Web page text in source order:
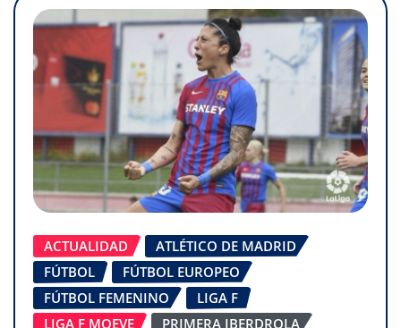
ACTUALIDAD
ATLÉTICO DE MADRID
FÚTBOL
FÚTBOL EUROPEO
FÚTBOL FEMENINO
LIGA F
LIGA F MOEVE
PRIMERA IBERDROLA